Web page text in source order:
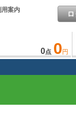
用案内
0点 0 円